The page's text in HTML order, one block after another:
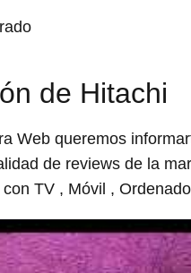
de Hitachi
Web queremos
de reviews de la
TV , Móvil ,